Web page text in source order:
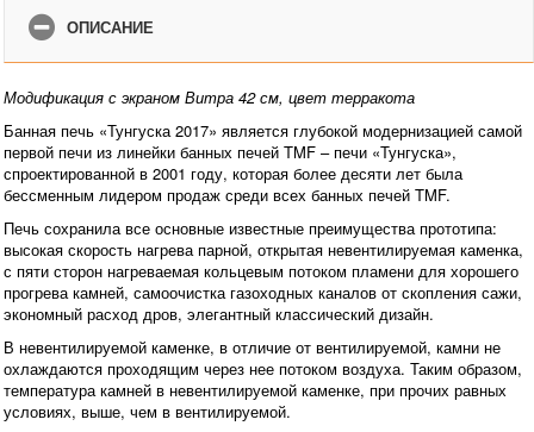
ОПИСАНИЕ
Модификация с экраном Витра 42 см, цвет терракота
Банная печь «Тунгуска 2017» является глубокой модернизацией самой
первой печи из линейки банных печей TMF – печи «Тунгуска»,
спроектированной в 2001 году, которая более десяти лет была
бессменным лидером продаж среди всех банных печей TMF.
Печь сохранила все основные известные преимущества прототипа:
высокая скорость нагрева парной, открытая невентилируемая каменка,
с пяти сторон нагреваемая кольцевым потоком пламени для хорошего
прогрева камней, самоочистка газоходных каналов от скопления сажи,
экономный расход дров, элегантный классический дизайн.
В невентилируемой каменке, в отличие от вентилируемой, камни не
охлаждаются проходящим через нее потоком воздуха. Таким образом,
температура камней в невентилируемой каменке, при прочих равных
условиях, выше, чем в вентилируемой.